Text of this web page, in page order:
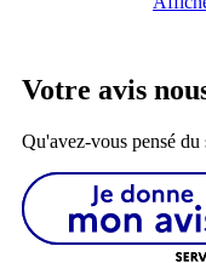
Votre avis
Qu'avez-vous pensé